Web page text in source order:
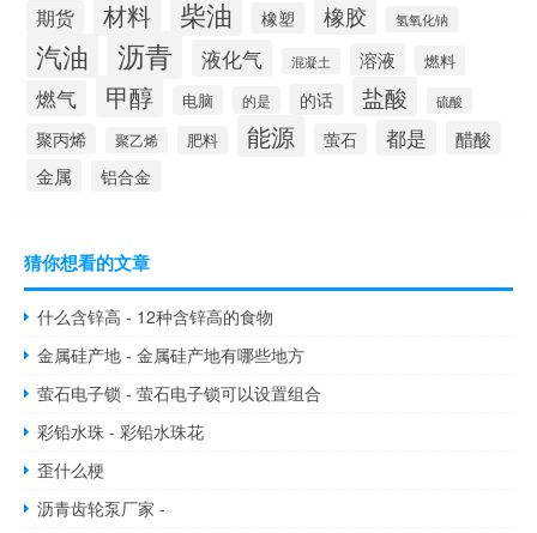
期货 材料 柴油 橡塑 橡胶 氢氧化钠
汽油 沥青 液化气 混凝土 溶液 燃料
燃气 甲醇 电脑 的是 的话 盐酸 硫酸
聚丙烯 聚乙烯 肥料 能源 萤石 都是 醋酸
金属 铝合金
猜你想看的文章
什么含锌高 - 12种含锌高的食物
金属硅产地 - 金属硅产地有哪些地方
萤石电子锁 - 萤石电子锁可以设置组合
彩铅水珠 - 彩铅水珠花
歪什么梗
沥青齿轮泵厂家 -